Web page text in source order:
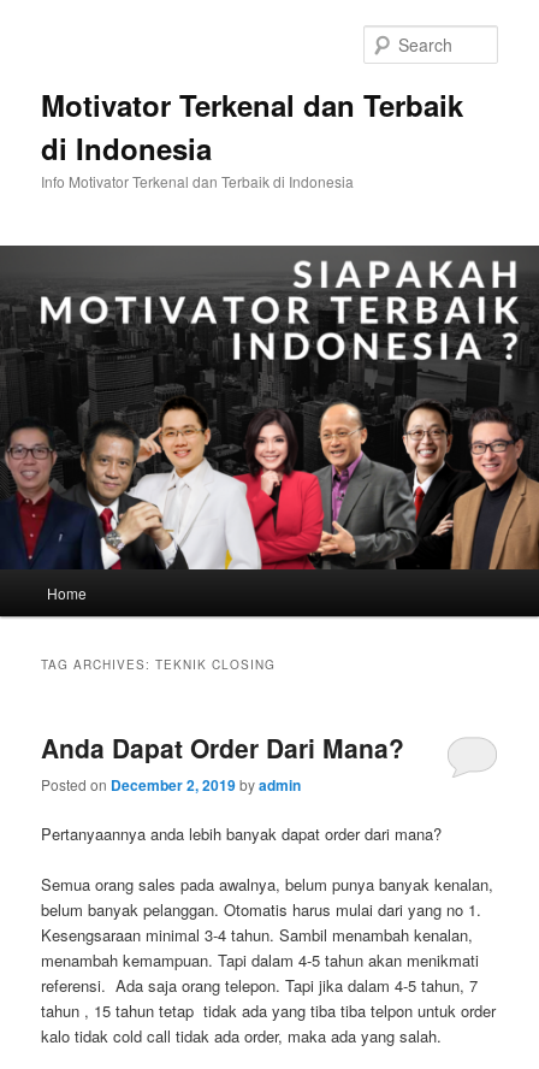
Motivator Terkenal dan Terbaik
di Indonesia
Info Motivator Terkenal dan Terbaik di Indonesia
Home
TAG ARCHIVES:TEKNIK CLOSING
Anda Dapat Order Dari Mana?
Posted on December 2, 2019byadmin
Pertanyaannya anda lebih banyak dapat order dari mana?
Semua orang sales pada awalnya, belum punya banyak kenalan,
belum banyak pelanggan. Otomatis harus mulai dari yang no 1.
Kesengsaraan minimal 3-4 tahun. Sambil menambah kenalan,
menambah kemampuan. Tapi dalam 4-5 tahun akan menikmati
referensi. Ada saja orang telepon. Tapi jika dalam 4-5 tahun, 7
tahun , 15 tahun tetap tidak ada yang tiba tiba telpon untuk order
kalo tidak cold call tidak ada order, maka ada yang salah.